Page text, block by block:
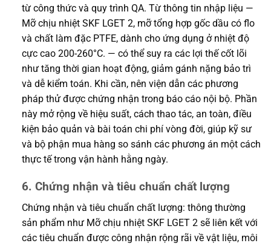
từ công thức và quy trình QA. Từ thông tin nhập liệu —
Mỡ chịu nhiệt SKF LGET 2, mỡ tổng hợp gốc dầu có flo
và chất làm đặc PTFE, dành cho ứng dụng ở nhiệt độ
cực cao 200-260°C. — có thể suy ra các lợi thế cốt lõi
như tăng thời gian hoạt động, giảm gánh nặng bảo trì
và dễ kiểm toán. Khi cần, nên viện dẫn các phương
pháp thử được chứng nhận trong báo cáo nội bộ. Phần
này mở rộng về hiệu suất, cách thao tác, an toàn, điều
kiện bảo quản và bài toán chi phí vòng đời, giúp kỹ sư
và bộ phận mua hàng so sánh các phương án một cách
thực tế trong vận hành hằng ngày.
6. Chứng nhận và tiêu chuẩn chất lượng
Chứng nhận và tiêu chuẩn chất lượng: thông thường
sản phẩm như Mỡ chịu nhiệt SKF LGET 2 sẽ liên kết với
các tiêu chuẩn được công nhận rộng rãi về vật liệu, môi